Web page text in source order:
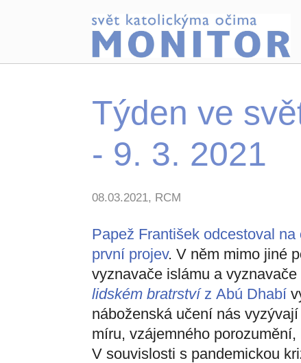
Týden ve
- 9. 3. 2021
08.03.2021, RCM
Papež František odcestoval
první projev. V něm mimo jiné
vyznavače islámu a
lidském bratrstvíz Abú Dhabí
náboženská učení nás
míru, vzájemného
V souvislosti s pandemickou